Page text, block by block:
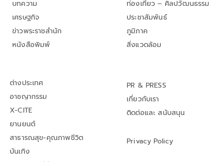
บทความ
เศรษฐกิจ
ข่าวพระราชสำนัก
หนังสือพิมพ์
ท่องเที่ยว – ศิลปวัฒนธรรม
ประชาสัมพันธ์
ภูมิภาค
สิ่งแวดล้อม
ต่างประเทศ
อาชญากรรม
X-CITE
ยานยนต์
สาธารณสุข-คุณภาพชีวิต
บันเทิง
PR & PRESS
เกี่ยวกับเรา
ติดต่อและ สนับสนุน
Privacy Policy